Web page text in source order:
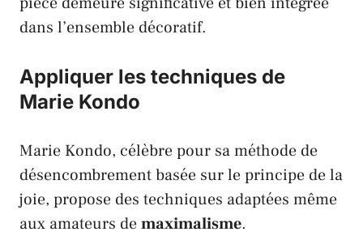
dans l’ensemble décoratif.
Appliquer les techniques de
Marie Kondo
Marie Kondo, célèbre pour sa méthode de
désencombrement basée sur le principe de la
joie, propose des techniques adaptées même
aux amateurs demaximalisme.